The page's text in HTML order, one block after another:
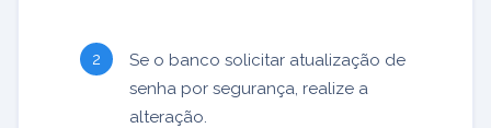
Se o banco solicitar atualização de
senha por segurança, realize a
alteração.